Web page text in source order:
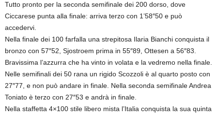
Tutto pronto per la seconda semifinale dei 200 dorso, dove
Ciccarese punta alla finale: arriva terzo con 1’58″50 e può
accedervi.
Nella finale dei 100 farfalla una strepitosa Ilaria Bianchi conquista il
bronzo con 57″52, Sjostroem prima in 55″89, Ottesen a 56″83.
Bravissima l’azzurra che ha vinto in volata e la vedremo nella finale.
Nelle semifinali dei 50 rana un rigido Scozzoli è al quarto posto con
27″77, e non può andare in finale. Nella seconda semifinale Andrea
Toniato è terzo con 27″53 e andrà in finale.
Nella staffetta 4×100 stile libero mista l’Italia conquista la sua quinta